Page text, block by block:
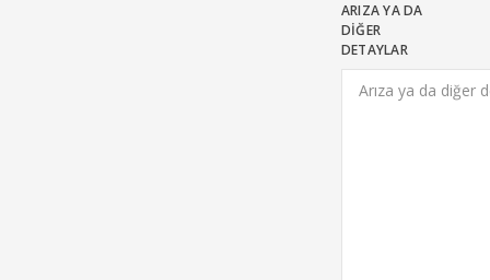
ARIZA YA DA
DIĞER
DETAYLAR